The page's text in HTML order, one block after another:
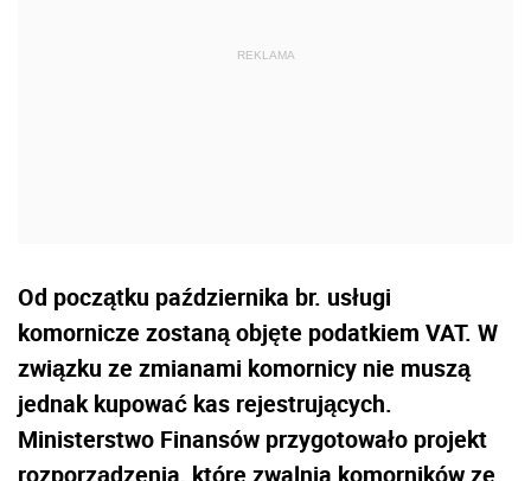
Od początku października br. usługi
komornicze zostaną objęte podatkiem VAT. W
związku ze zmianami komornicy nie muszą
jednak kupować kas rejestrujących.
Ministerstwo Finansów przygotowało projekt